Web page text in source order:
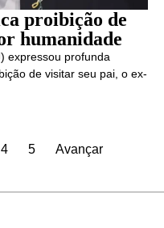
proibição de
humanidade
expressou profunda
de visitar seu pai, o ex-
4 5 Avançar